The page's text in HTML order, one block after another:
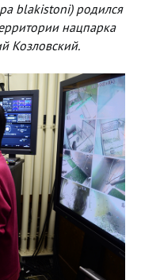
blakistoni) родился
нацпарка
Козловский.